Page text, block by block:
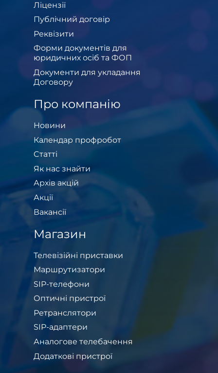
Ліцензії
Публічний договір
Реквізити
Форми документів для
юридичних осіб та ФОП
Документи для укладання
Договору
Про компанію
Новини
Календар профробот
Cтатті
Як нас знайти
Архів акцій
Акції
Вакансії
Магазин
Телевізійні приставки
Маршрутизатори
SIP-телефони
Оптичні пристрої
Ретранслятори
SIP-адаптери
Аналогове телебачення
Додаткові пристрої